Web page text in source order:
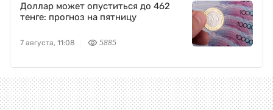
Доллар может опуститься до 462
тенге: прогноз на пятницу
7 августа, 11:08 5885